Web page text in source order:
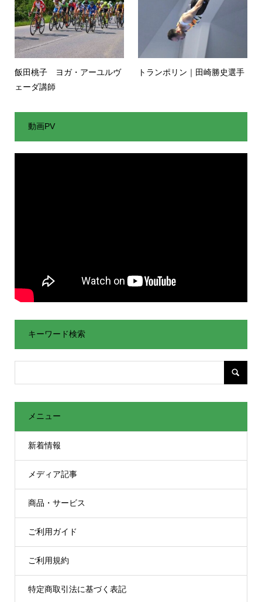
飯田桃子 ヨガ・アーユルヴ
ェーダ講師
トランポリン｜田崎勝史選手
動画PV
キーワード検索
メニュー
新着情報
メディア記事
商品・サービス
ご利用ガイド
ご利用規約
特定商取引法に基づく表記